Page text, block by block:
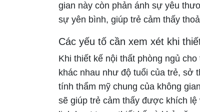
gian này còn phản ánh sự yêu
sự yên bình, giúp trẻ cảm thấy
Các yếu tố cần xem xét khi
Khi thiết kế nội thất phòng ngủ
khác nhau như độ tuổi của trẻ, sở
tính thẩm mỹ chung của không
sẽ giúp trẻ cảm thấy được khích